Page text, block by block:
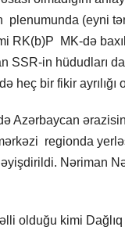
plenumunda (eyni
RK(b)P MK-də
SSR-in hüdudları
heç bir fikir
Azərbaycan
regionda
Nəriman
olduğu kimi